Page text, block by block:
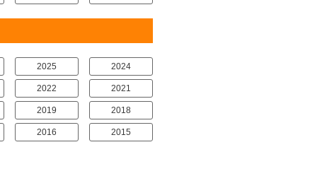
2025 2024
2022 2021
2019 2018
2016 2015